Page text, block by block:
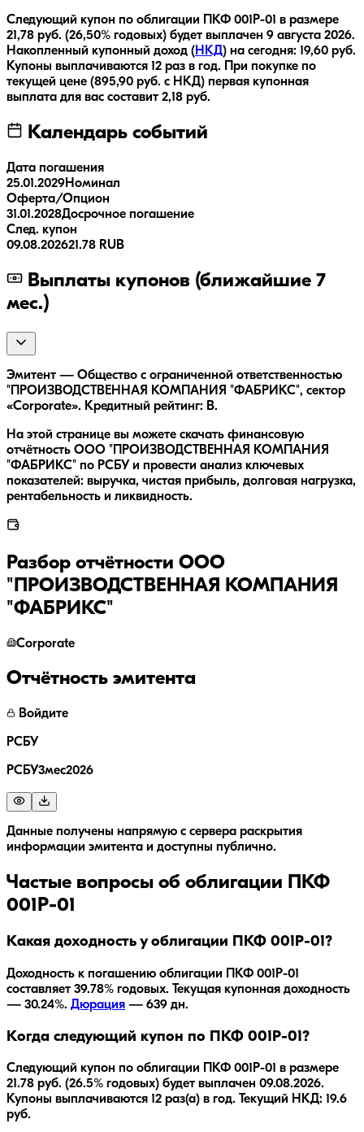
Следующий купон по облигации ПКФ 001Р-01 в размере
21,78 руб. (26,50% годовых) будет выплачен 9 августа 2026.
Накопленный купонный доход ( НКД) на сегодня: 19,60 руб.
Купоны выплачиваются 12 раз в год.
При покупке по
текущей цене (895,90 руб. с НКД) первая купонная
выплата для вас составит 2,18 руб.
Календарь событий
Дата погашения
25.01.2029Номинал
Оферта/Опцион
31.01.2028Досрочное погашение
След. купон
09.08.202621.78 RUB
Выплаты купонов (ближайшие 7
мес.)
Эмитент — Общество с ограниченной ответственностью
"ПРОИЗВОДСТВЕННАЯ КОМПАНИЯ "ФАБРИКС", сектор
«Corporate». Кредитный рейтинг: B.
На этой странице вы можете скачать финансовую
отчётность ООО "ПРОИЗВОДСТВЕННАЯ КОМПАНИЯ
"ФАБРИКС" по РСБУ и провести анализ ключевых
показателей: выручка, чистая прибыль, долговая нагрузка,
рентабельность и ликвидность.
Разбор отчётности ООО
"ПРОИЗВОДСТВЕННАЯ КОМПАНИЯ
"ФАБРИКС"
Corporate
Отчётность эмитента
Войдите
РСБУ
РСБУ3мес2026
Данные получены напрямую с сервера раскрытия
информации эмитента и доступны публично.
Частые вопросы об облигации ПКФ
001Р-01
Какая доходность у облигации ПКФ 001Р-01?
Доходность к погашению облигации
ПКФ 001Р-01
составляет 39.78% годовых. Текущая купонная доходность
— 30.24%. Дюрация — 639 дн.
Когда следующий купон по ПКФ 001Р-01?
Следующий купон по облигации ПКФ 001Р-01 в размере
21.78 руб. (26.5% годовых) будет выплачен 09.08.2026.
Купоны выплачиваются 12 раз(а) в год. Текущий НКД: 19.6
руб.